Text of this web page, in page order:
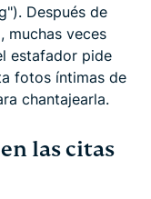
Después de
muchas veces
estafador pide
fotos íntimas de
chantajearla.
las citas